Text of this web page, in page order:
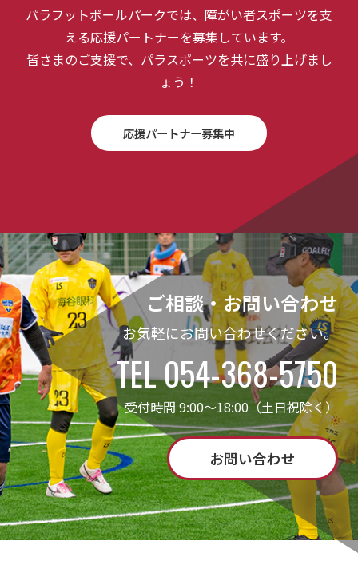
パラフットボールパークでは、障がい者スポーツを支
える応援パートナーを募集しています。
皆さまのご支援で、パラスポーツを共に盛り上げまし
ょう！
応援パートナー募集中
ご相談・お問い合わせ
お気軽にお問い合わせください。
TEL 054-368-5750
受付時間 9:00～18:00（土日祝除く）
お問い合わせ